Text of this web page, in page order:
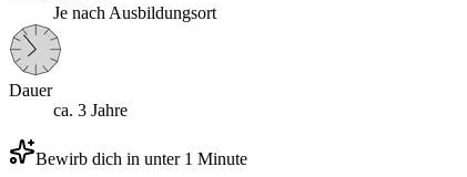
Je nach Ausbildungsort
Dauer
ca. 3 Jahre
Bewirb dich in unter 1 Minute